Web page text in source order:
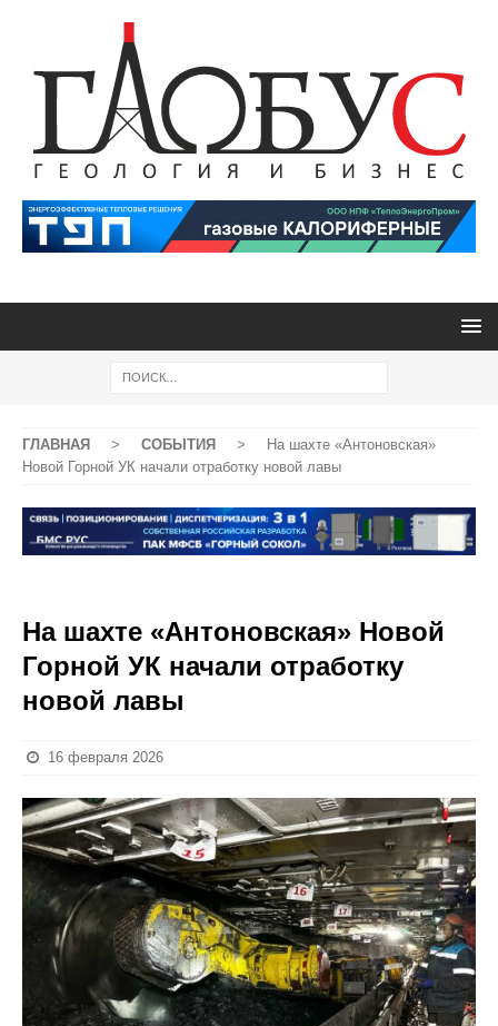
ГЛАВНАЯ > СОБЫТИЯ >
На шахте «Антоновская»
Новой Горной УК начали отработку новой лавы
На шахте «Антоновская» Новой
Горной УК начали отработку
новой лавы
16 февраля 2026